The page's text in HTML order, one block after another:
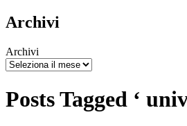
Archivi
Archivi
Posts Tagged ‘